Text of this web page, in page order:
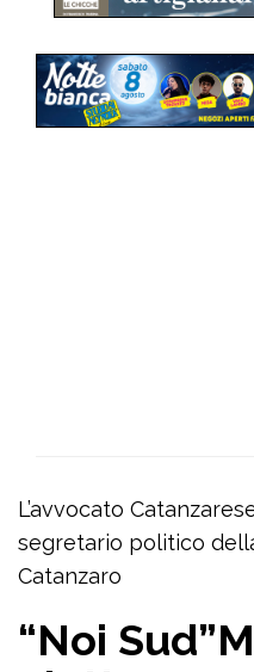
L’avvocato
segretario politico
Catanzaro
“Noi